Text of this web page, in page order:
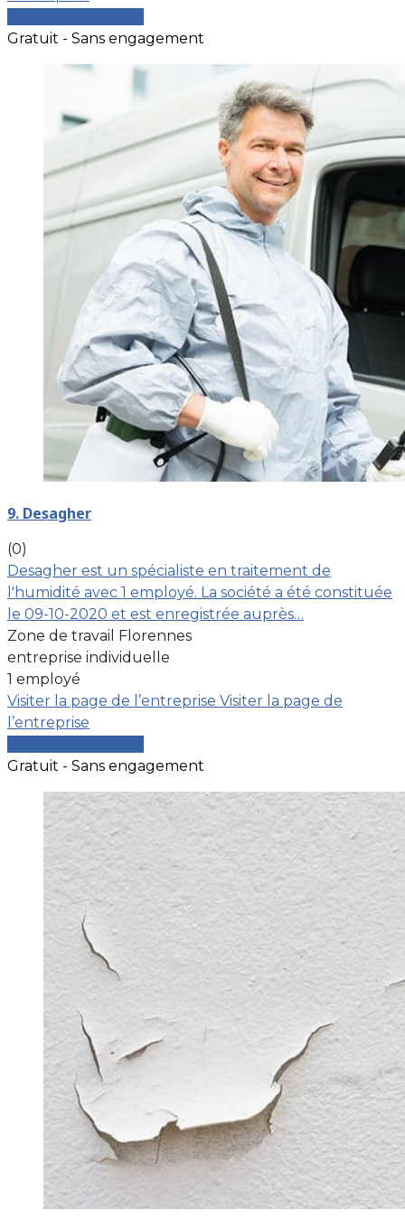
Gratuit - Sans engagement
9. Desagher
(0)
Desagher est un spécialiste en traitement de
l'humidité avec 1 employé. La société a été constituée
le 09-10-2020 et est enregistrée auprès…
Zone de travail Florennes
entreprise individuelle
1 employé
Visiter la page de l’entreprise Visiter la page de
l’entreprise
Gratuit - Sans engagement